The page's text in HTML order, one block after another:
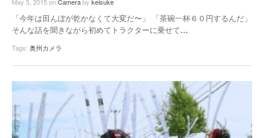
「今年は田んぼが乾かなくて大変だ〜」 「茶碗一杯６０円するんだ」
そんな話を聞きながら初めてトラクターに乗せて…
Tags: 奥州カメラ